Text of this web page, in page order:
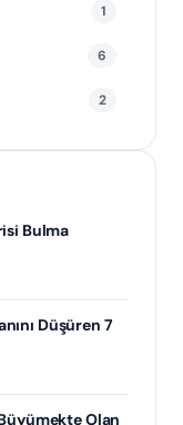
1
6
2
Bulma
Düşüren 7
Olan